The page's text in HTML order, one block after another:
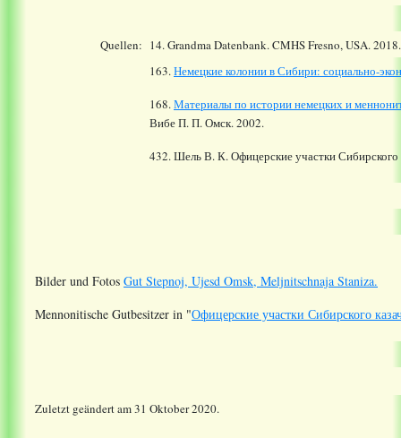
Quellen: 14.Grandma Datenbank. CMHS Fresno, USA.
163.Немецкие колонии в Сибири: социально-
168.Материалы по истории немецких и
Вибе П. П. Омск. 2002.
432. Шель В. К. Офицерские участки
Bilder und Fotos Gut Stepnoj, Ujesd Omsk, Meljnitschnaja Staniza.
Mennonitische Gutbesitzer in "Офицерские участки Сибирского
Zuletzt geändert am 31 Oktober 2020.